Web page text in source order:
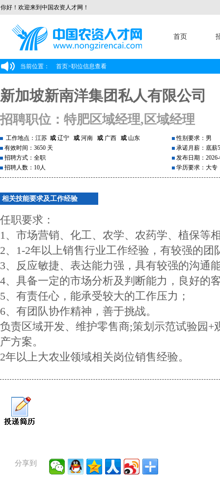
你好！欢迎来到中国农资人才网！
首页
当前位置： 首页>职位信息查看
新加坡新南洋集团私人有限公司
招聘职位：特肥区域经理,区域经理
工作地点：江苏 或 辽宁 或 河南 或 广西 或 山东
有效时间：3650 天
招聘方式：全职
招聘人数：10人
性别要求：男
承诺月薪：底薪
发布日期：
学历要求：大专
相关技能要求及工作经验
任职要求：
1、市场营销、化工、农学、农药学、植保等
2、1-2年以上销售行业工作经验，有较强的
3、反应敏捷、表达能力强，具有较强的沟通
4、具备一定的市场分析及判断能力，良好的
5、有责任心，能承受较大的工作压力；
6、有团队协作精神，善于挑战。
负责区域开发、维护零售商;策划示范试验园
产方案。
2年以上大农业领域相关岗位销售经验。
分享到